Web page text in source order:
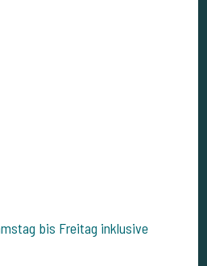
bis Freitag inklusive